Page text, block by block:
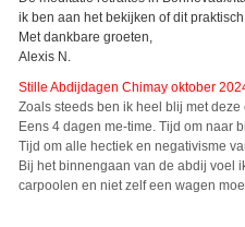
ik ben aan het bekijken of dit
Met dankbare groeten,
Alexis N.
Stille Abdijdagen Chimay oktober
Zoals steeds ben ik heel blij met deze
Eens 4 dagen me-time. Tijd om naar
Tijd om alle hectiek en negativisme
Bij het binnengaan van de abdij voel
carpoolen en niet zelf een wagen